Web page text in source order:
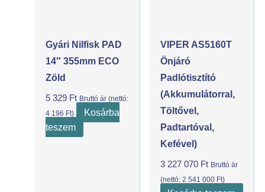
Gyári Nilfisk PAD
14″ 355mm ECO
Zöld
5 329 Ft Bruttó ár (nettó:
4 196 Ft)
Kosárba
teszem
VIPER AS5160T
Önjáró
Padlótisztító
(akkumulátorral,
Töltővel,
Padtartóval,
Kefével)
3 227 070 Ft Bruttó ár
(nettó: 2 541 000 Ft)